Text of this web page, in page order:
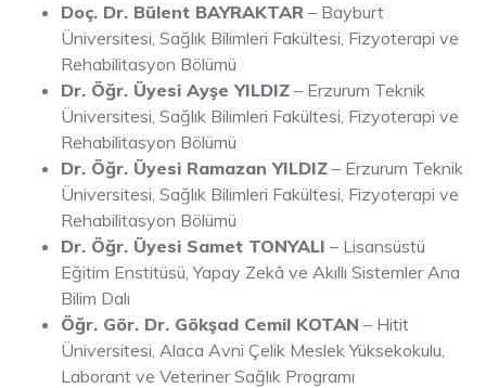
Doç. Dr. Bülent BAYRAKTAR – Bayburt
Üniversitesi, Sağlık Bilimleri Fakültesi, Fizyoterapi ve
Rehabilitasyon Bölümü
Dr. Öğr. Üyesi Ayşe YILDIZ – Erzurum Teknik
Üniversitesi, Sağlık Bilimleri Fakültesi, Fizyoterapi ve
Rehabilitasyon Bölümü
Dr. Öğr. Üyesi Ramazan YILDIZ – Erzurum Teknik
Üniversitesi, Sağlık Bilimleri Fakültesi, Fizyoterapi ve
Rehabilitasyon Bölümü
Dr. Öğr. Üyesi Samet TONYALI – Lisansüstü
Eğitim Enstitüsü, Yapay Zekâ ve Akıllı Sistemler Ana
Bilim Dalı
Öğr. Gör. Dr. Gökşad Cemil KOTAN – Hitit
Üniversitesi, Alaca Avni Çelik Meslek Yüksekokulu,
Laborant ve Veteriner Sağlık Programı